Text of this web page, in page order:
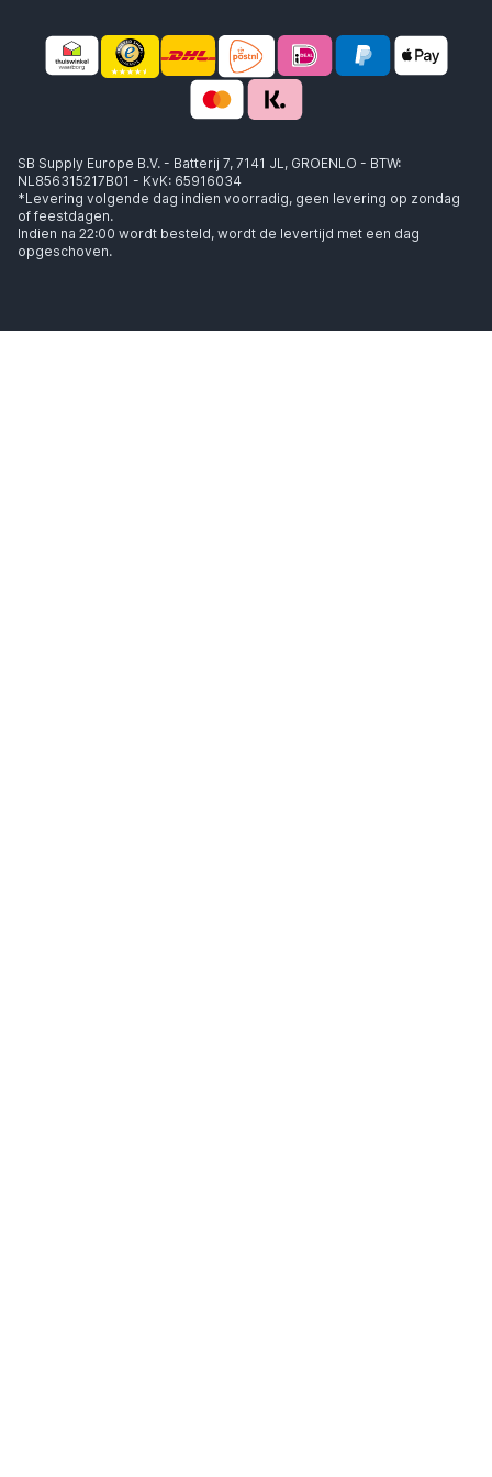
SB Supply Europe B.V. - Batterij 7, 7141 JL, GROENLO - BTW:
NL856315217B01 - KvK: 65916034
*Levering volgende dag indien voorradig, geen levering op zondag
of feestdagen.
Indien na 22:00 wordt besteld, wordt de levertijd met een dag
opgeschoven.